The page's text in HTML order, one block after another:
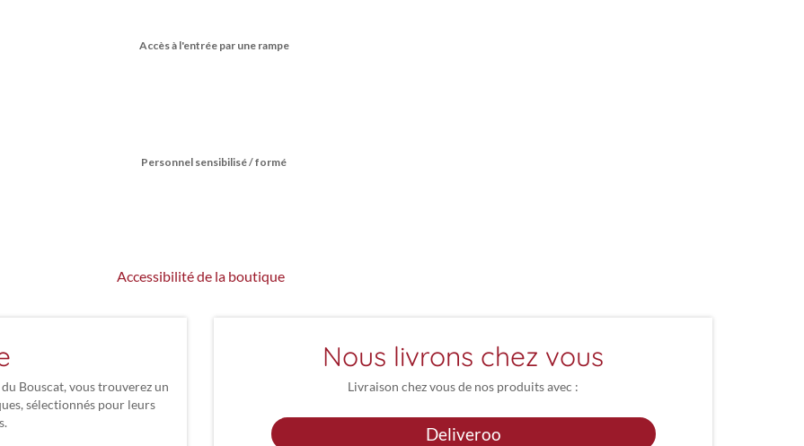
Accès à l'entrée par une rampe
Personnel sensibilisé / formé
Accessibilité de la boutique
Bouscat, vous trouverez un
sélectionnés pour leurs
Nous livrons chez vous
Livraison chez vous de nos produits avec :
Deliveroo